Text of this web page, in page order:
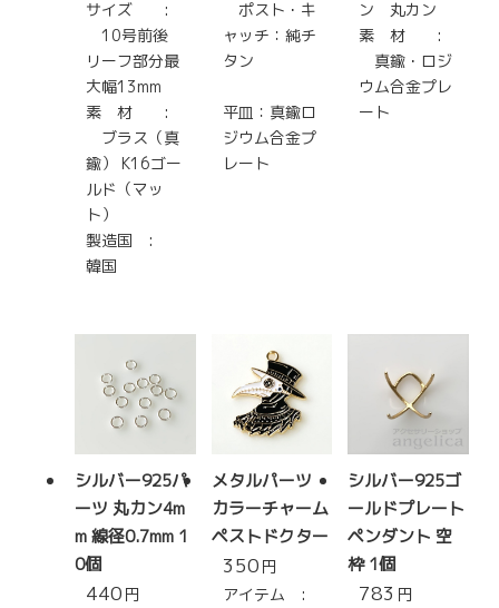
サイズ :
10号前後
リーフ部分最
大幅13mm
素 材 :
ブラス（真
鍮） K16ゴー
ルド（マッ
ト）
製造国 :
韓国
ポスト・キ
ャッチ：純チ
タン
平皿：真鍮ロ
ジウム合金プ
レート
ン 丸カン
素 材 :
真鍮・ロジ
ウム合金プレ
ート
シルバー925パ
ーツ 丸カン4m
m 線径0.7mm 1
0個
440 円
メタルパーツ
カラーチャーム
ペストドクター
350 円
アイテム :
シルバー925ゴ
ールドプレート
ペンダント 空
枠 1個
783 円